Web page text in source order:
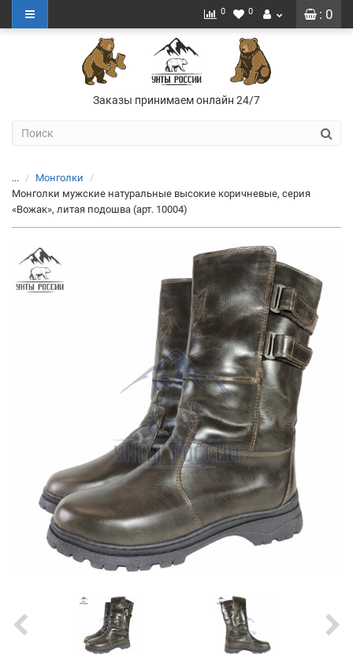
: 0
0 0
Заказы принимаем онлайн 24/7
...
Монголки
Монголки мужские натуральные высокие коричневые, серия
«Вожак», литая подошва (арт. 10004)